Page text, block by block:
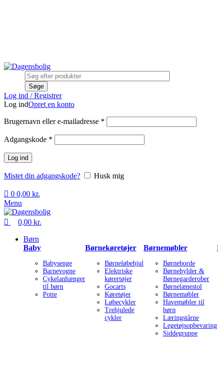
Søge
Log ind / Registrer
Log indOpret en konto
Brugernavn eller e-mailadresse *
Adgangskode *
Log ind
Mistet din adgangskode? Husk mig
0 0,00 kr.
Menu
0,00 kr.
Børn
Baby
Babysenge
Barnevogne
Cykelanhænger
til børn
Potte
Børnekøretøjer
Børneløbehjul
Elektriske
kørertøjer
Gocarts
Køretøjer
Løbecykler
Trehjulede
cykler
Børnemøbler
Børneborde
Børnehylder &
Børnegarderober
Børnelænestol
Børnemøbler
Havemøbler til
børn
Læringstårne
Legetøjsopbevaring
Siddegruppe